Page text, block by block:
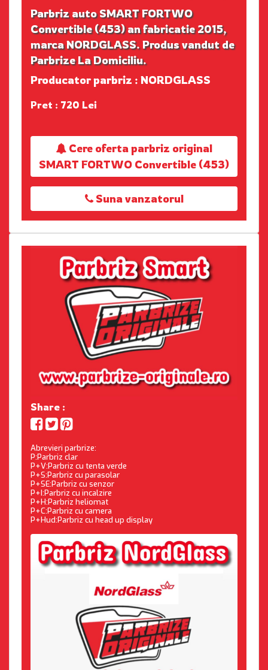
Parbriz auto SMART FORTWO
Convertible (453) an fabricatie 2015,
marca NORDGLASS. Produs vandut de
Parbrize La Domiciliu.
Producator parbriz : NORDGLASS
Pret : 720 Lei
Cere oferta parbriz original
SMART FORTWO Convertible (453)
Suna vanzatorul
Share :
Abrevieri parbrize:
P:Parbriz clar
P+V:Parbriz cu tenta verde
P+S:Parbriz cu parasolar
P+SE:Parbriz cu senzor
P+I:Parbriz cu incalzire
P+H:Parbriz heliomat
P+C:Parbriz cu camera
P+Hud:Parbriz cu head up display